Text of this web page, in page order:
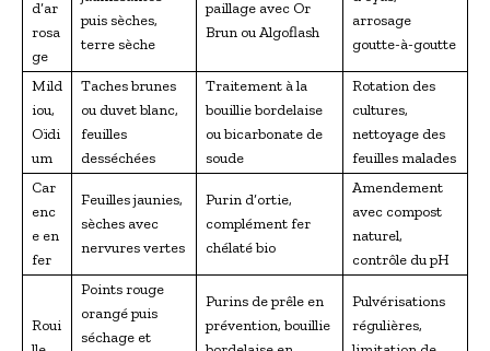
d’ar
rosa
ge
puis sèches,
terre sèche
paillage avec Or
Brun ou Algoflash
arrosage
goutte-à-goutte
Mild
iou,
Oïdi
um
Taches brunes
ou duvet blanc,
feuilles
desséchées
Traitement à la
bouillie bordelaise
ou bicarbonate de
soude
Rotation des
cultures,
nettoyage des
feuilles malades
Car
enc
e en
fer
Feuilles jaunies,
sèches avec
nervures vertes
Purin d’ortie,
complément fer
chélaté bio
Amendement
avec compost
naturel,
contrôle du pH
Roui
Points rouge
orangé puis
séchage et
Purins de prêle en
prévention, bouillie
Pulvérisations
régulières,